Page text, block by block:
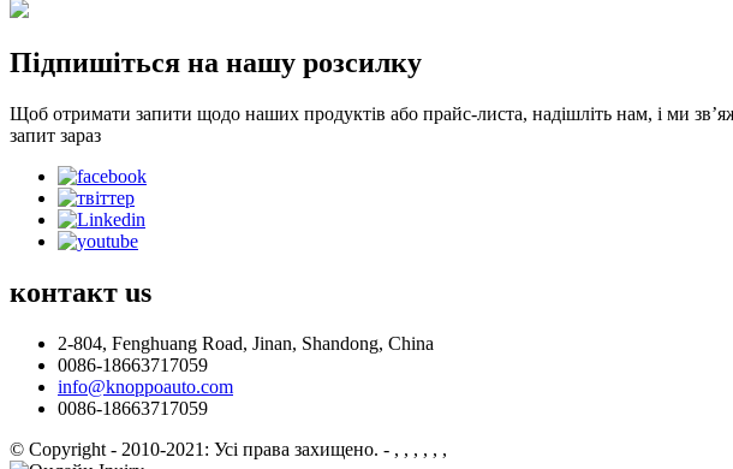
Підпишіться на нашу розсилку
Щоб отримати запити щодо наших продуктів або прайс-листа, надішліть нам, і ми
запит зараз
контакт us
2-804, Fenghuang Road, Jinan, Shandong, China
0086-18663717059
info@knoppoauto.com
0086-18663717059
© Copyright - 2010-2021: Усі права захищено. - , , , , , ,